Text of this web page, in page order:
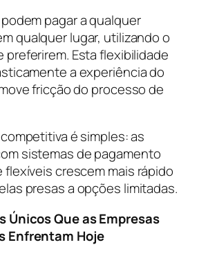
pagar a qualquer
qualquer lugar, utilizando o
preferirem. Esta flexibilidade
a experiência do
fricção do processo de
é simples: as
sistemas de pagamento
flexíveis crescem mais rápido
presas a opções limitadas.
Únicos Que as Empresas
Enfrentam Hoje